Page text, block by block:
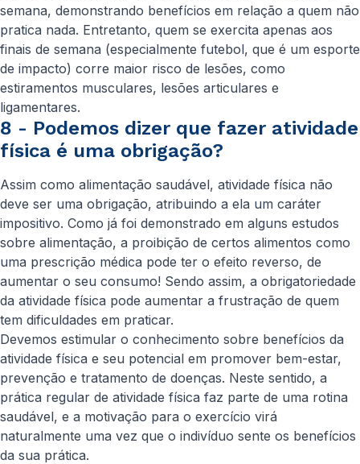
semana, demonstrando benefícios em relação a quem não
pratica nada. Entretanto, quem se exercita apenas aos
finais de semana (especialmente futebol, que é um esporte
de impacto) corre maior risco de lesões, como
estiramentos musculares, lesões articulares e
ligamentares.
8 - Podemos dizer que fazer atividade
física é uma obrigação?
Assim como alimentação saudável, atividade física não
deve ser uma obrigação, atribuindo a ela um caráter
impositivo. Como já foi demonstrado em alguns estudos
sobre alimentação, a proibição de certos alimentos como
uma prescrição médica pode ter o efeito reverso, de
aumentar o seu consumo! Sendo assim, a obrigatoriedade
da atividade física pode aumentar a frustração de quem
tem dificuldades em praticar.
Devemos estimular o conhecimento sobre benefícios da
atividade física e seu potencial em promover bem-estar,
prevenção e tratamento de doenças. Neste sentido, a
prática regular de atividade física faz parte de uma rotina
saudável, e a motivação para o exercício virá
naturalmente uma vez que o indivíduo sente os benefícios
da sua prática.